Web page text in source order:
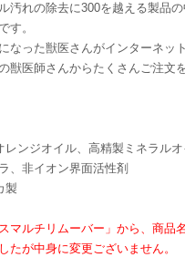
汚れの除去に300を越える製品
す。
なった獣医さんがインターネッ
獣医師さんからたくさんご注文
レンジオイル、高精製ミネラルオ
、非イオン界面活性剤
製
スマルチリムーバー」から、商品
たが中身に変更ございません。